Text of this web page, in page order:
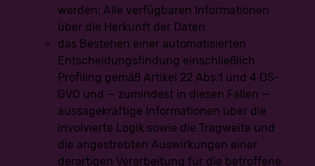
werden: Alle verfügbaren Informationen
über die Herkunft der Daten
das Bestehen einer automatisierten
Entscheidungsfindung einschließlich
Profiling gemäß Artikel 22 Abs.1 und 4 DS-
GVO und — zumindest in diesen Fällen —
aussagekräftige Informationen über die
involvierte Logik sowie die Tragweite und
die angestrebten Auswirkungen einer
derartigen Verarbeitung für die betroffene
wordpress_test_
Dieses Cookie
ermittelt, ob die
Cookies im Browser
deaktiviert wurde.
Speicherdauer: Bis
zum Ende der
Browsersitzung (wird
Internet-Browsers
gelöscht).
Dieses Cookie
speichert Ihre aktuelle